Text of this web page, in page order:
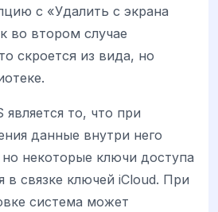
с «Удалить с экрана
во втором случае
скроется из вида, но
то, что при
данные внутри него
некоторые ключи доступа
в связке ключей iCloud. При
система может